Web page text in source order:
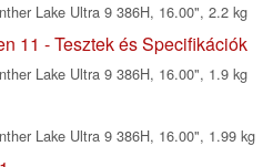
Lake Ultra 9 386H, 16.00", 2.2 kg
11 - Tesztek és Specifikációk
Lake Ultra 9 386H, 16.00", 1.9 kg
Lake Ultra 9 386H, 16.00", 1.99 kg